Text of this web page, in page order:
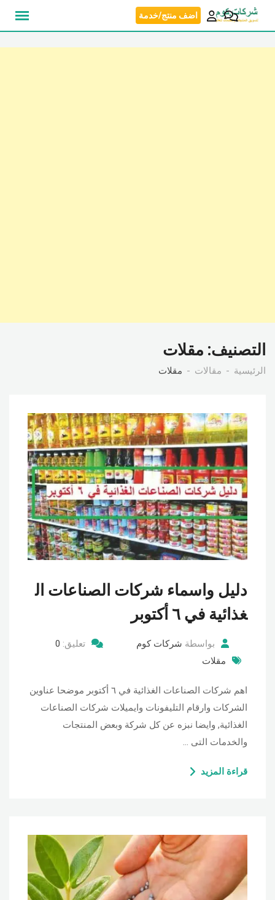
انتقل
اضف منتج/خدمة
التصنيف: مقلات
الرئيسية مقالات مقلات
دليل واسماء شركات الصناعات ال
غذائية في ٦ أكتوبر
بواسطة شركات كوم تعليق: 0
مقلات
اهم شركات الصناعات الغذائية في ٦ أكتوبر موضحا عناوين
الشركات وارقام التليفونات وايميلات شركات الصناعات
الغذائية, وايضا نبزه عن كل شركة وبعض المنتجات
والخدمات التى …
قراءة المزيد